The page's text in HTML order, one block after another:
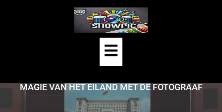
Open
Button
MAGIE VAN HET EILAND MET DE FOTOGRAAF